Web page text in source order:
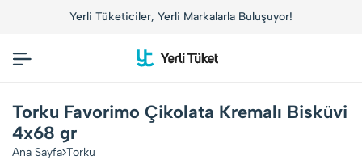
Yerli Tüketiciler, Yerli Markalarla Buluşuyor!
Torku Favorimo Çikolata Kremalı Bisküvi
4x68 gr
Ana Sayfa Torku